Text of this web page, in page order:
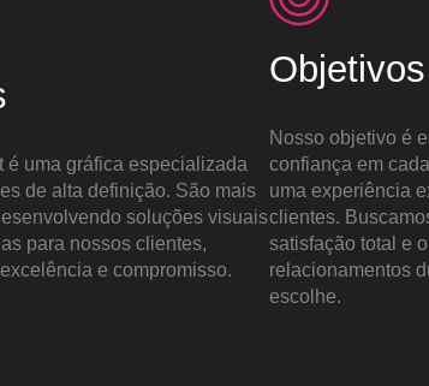
é uma gráfica especializada
de alta definição. São mais
soluções visuais
para nossos clientes,
e compromisso.
Objetivos
Nosso objetivo é
confiança em
uma experiência
clientes.
satisfação total e
relacionamentos
escolhe.